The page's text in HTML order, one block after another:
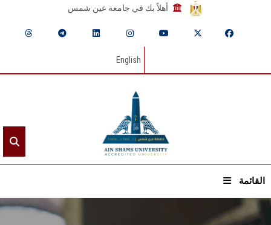
أهلاً بك في جامعة عين شمس
English
القائمة
الرئيسيـة